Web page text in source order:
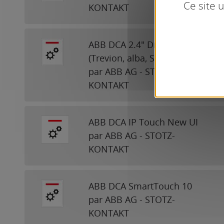
KONTAKT
ABB DCA 2.4" Display
(Trevion, alba, SIDUS, SAGA)
par ABB AG - STOTZ-
KONTAKT
ABB DCA IP Touch New UI
par ABB AG - STOTZ-
KONTAKT
ABB DCA SmartTouch 10
par ABB AG - STOTZ-
KONTAKT
Ce site